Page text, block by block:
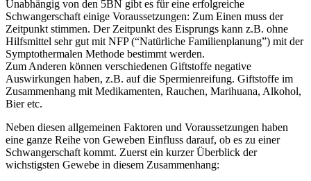
Unabhängig von den 5BN gibt es für eine erfolgreiche
Schwangerschaft einige Voraussetzungen: Zum Einen muss der
Zeitpunkt stimmen. Der Zeitpunkt des Eisprungs kann z.B. ohne
Hilfsmittel sehr gut mit NFP (“Natürliche Familienplanung”) mit der
Symptothermalen Methode bestimmt werden.
Zum Anderen können verschiedenen Giftstoffe negative
Auswirkungen haben, z.B. auf die Spermienreifung. Giftstoffe im
Zusammenhang mit Medikamenten, Rauchen, Marihuana, Alkohol,
Bier etc.
Neben diesen allgemeinen Faktoren und Voraussetzungen haben
eine ganze Reihe von Geweben Einfluss darauf, ob es zu einer
Schwangerschaft kommt. Zuerst ein kurzer Überblick der
wichstigsten Gewebe in diesem Zusammenhang: